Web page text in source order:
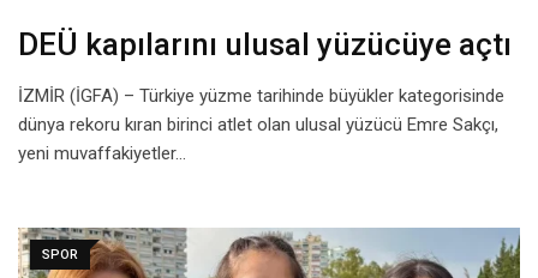
DEÜ kapılarını ulusal yüzücüye açtı
İZMİR (İGFA) – Türkiye yüzme tarihinde büyükler kategorisinde
dünya rekoru kıran birinci atlet olan ulusal yüzücü Emre Sakçı,
yeni muvaffakiyetler…
SPOR